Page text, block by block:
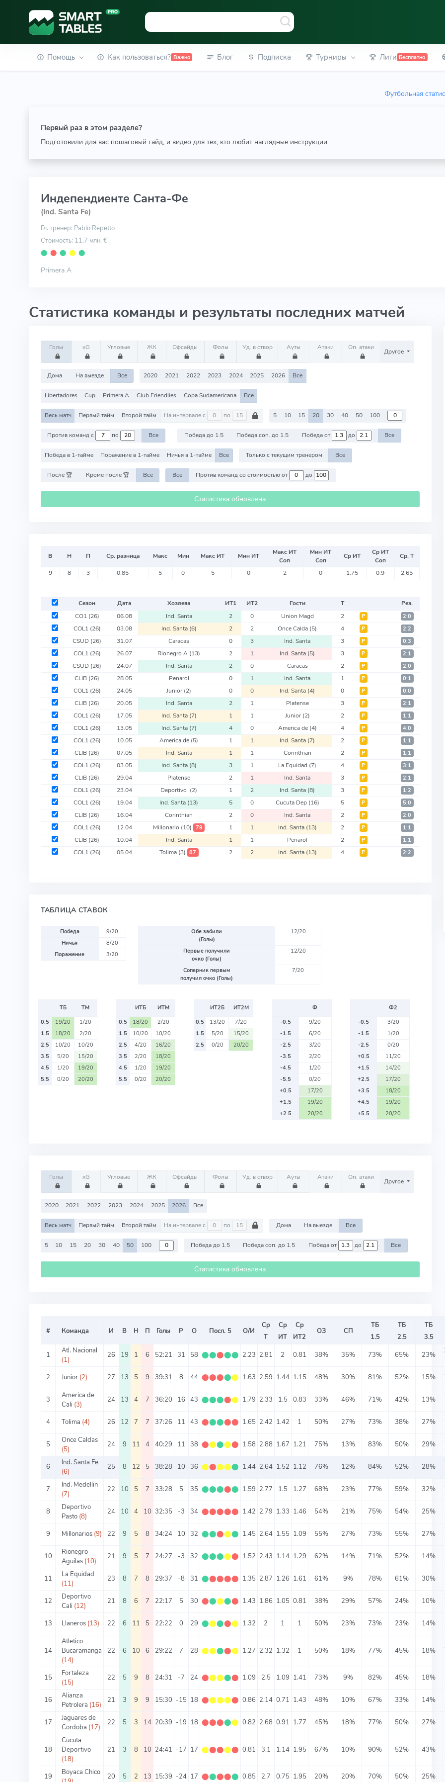
Помощь Как пользоваться? Важно Блог Подписка Турниры Лиги Бесплатно
Футбольная
Первый раз в этом разделе?
Подготовили для вас пошаговый гайд, и видео для тех, кто любит наглядные инструкции
Индепендиенте Санта-Фе
(Ind. Santa Fe)
Гл. тренер: Pablo Repetto
Стоимость: 11.7 млн. €
⬤ ⬤ ⬤ ⬤ ⬤
Primera A
Статистика команды и результаты последних матчей
Голы xG Угловые ЖК Офсайды Фолы Уд. в створ Ауты Атаки Оп. атаки
Другое
Дома На выезде Все 2020 2021 2022 2023 2024 2025 2026 Все
Libertadores Cup Primera A Club Friendlies Copa Sudamericana Все
Весь матч Первый тайм Второй тайм На интервале с по 5 10 15 20 30 40 50 100
Против команд с по Все Победа до 1.5 Победа соп. до 1.5 Победа от до Все
Победа в 1-тайме Поражение в 1-тайме Ничья в 1-тайме Все Только с текущим тренером Все
После 🏆 Кроме после 🏆 Все Все Против команд со стоимостью от до
Статистика обновлена
В Н П Ср. разница Макс Мин Макс ИТ Мин ИТ
Макс ИТ
Соп
Мин ИТ
Соп
Ср ИТ
Ср ИТ
Соп
Ср. Т
9 8 3 0.85 5 0 5 0 2 0 1.75 0.9 2.65
Сезон Дата Хозяева ИТ1 ИТ2 Гости Т
Рез.
CO1 (26) 06.08 Ind. Santa 2 0 Union Magd 2 Р 2:0
COL1 (26) 03.08 Ind. Santa (6) 2 2 Once Calda (5) 4 Р 2:2
CSUD (26) 31.07 Caracas 0 3 Ind. Santa 3 Р 0:3
COL1 (26) 26.07 Rionegro A (13) 2 1 Ind. Santa (5) 3 Р 2:1
CSUD (26) 24.07 Ind. Santa 2 0 Caracas 2 Р 2:0
CLIB (26) 28.05 Penarol 0 1 Ind. Santa 1 Р 0:1
COL1 (26) 24.05 Junior(2) 0 0 Ind. Santa (4) 0 Р 0:0
CLIB (26) 20.05 Ind. Santa 2 1 Platense 3 Р 2:1
COL1 (26) 17.05 Ind. Santa (7) 1 1 Junior(2) 2 Р 1:1
COL1 (26) 13.05 Ind. Santa (7) 4 0 America de (4) 4 Р 4:0
COL1 (26) 10.05 America de (5) 1 1 Ind. Santa (7) 2 Р 1:1
CLIB (26) 07.05 Ind. Santa 1 1 Corinthian 2 Р 1:1
COL1 (26) 03.05 Ind. Santa (8) 3 1 La Equidad (7) 4 Р 3:1
CLIB (26) 29.04 Platense 2 1 Ind. Santa 3 Р 2:1
COL1 (26) 23.04 Deportivo (2) 1 2 Ind. Santa (8) 3 Р 1:2
COL1 (26) 19.04 Ind. Santa (13) 5 0 Cucuta Dep (16) 5 Р 5:0
CLIB (26) 16.04 Corinthian 2 0 Ind. Santa 2 Р 2:0
COL1 (26) 12.04 Millonario (10) 79 1 1 Ind. Santa (13) 2 Р 1:1
CLIB (26) 10.04 Ind. Santa 1 1 Penarol 2 Р 1:1
COL1 (26) 05.04 Tolima (3) 87 2 2 Ind. Santa (13) 4 Р 2:2
ТАБЛИЦА СТАВОК
Победа
9/20
Ничья
8/20
Поражение
3/20
Обе забили
(Голы)
12/20
Первые получили
очко (Голы)
12/20
Соперник первым
получил очко (Голы)
7/20
ТБ
ТМ
0.5
19/20
1/20
1.5
18/20
2/20
2.5
10/20
10/20
3.5
5/20
15/20
4.5
1/20
19/20
5.5
0/20 20/20
ИТБ
ИТМ
0.5
18/20
2/20
1.5
10/20
10/20
2.5
4/20
16/20
3.5
2/20
18/20
4.5
1/20
19/20
5.5
0/20 20/20
ИТ2Б
ИТ2М
0.5
13/20
7/20
1.5
5/20
15/20
2.5
0/20 20/20
Ф
-0.5
9/20
-1.5
6/20
-2.5
3/20
-3.5
2/20
-4.5
1/20
-5.5
0/20
+0.5
17/20
+1.5
19/20
+2.5
20/20
Ф2
-0.5
3/20
-1.5
1/20
-2.5
0/20
+0.5
11/20
+1.5
14/20
+2.5
17/20
+3.5
18/20
+4.5
19/20
+5.5
20/20
Голы xG Угловые ЖК Офсайды Фолы Уд. в створ Ауты Атаки Оп. атаки
Другое
2020 2021 2022 2023 2024 2025 2026 Все
Весь матч Первый тайм Второй тайм На интервале с по Дома На выезде Все
5 10 15 20 30 40 50 100 Победа до 1.5 Победа соп. до 1.5 Победа от до Все
Статистика обновлена
# Команда И В Н П Голы Р О Посл. 5 О/И
Ср
Т
Ср
ИТ
Ср
ИТ2
ОЗ СП
ТБ
1.5
ТБ
2.5
ТБ
3.5
1
Atl. Nacional
(1)
26 19 1 6 52:21 31 58 ⬤⬤⬤⬤⬤ 2.23 2.81 2 0.81 38% 35% 73% 65% 23%
2
Junior (2) 27 13 5 9 39:31 8 44 ⬤⬤⬤⬤⬤ 1.63 2.59 1.44 1.15 48% 30% 81% 52% 15%
3
America de
Cali (3)
24 13 4 7 36:20 16 43 ⬤⬤⬤⬤⬤ 1.79 2.33 1.5 0.83 33% 46% 71% 42% 13%
4
Tolima (4) 26 12 7 7 37:26 11 43 ⬤⬤⬤⬤⬤ 1.65 2.42 1.42 1 50% 27% 73% 38% 27%
5
Once Caldas
(5)
24 9 11 4 40:29 11 38 ⬤⬤⬤⬤⬤ 1.58 2.88 1.67 1.21 75% 13% 83% 50% 29%
6
Ind. Santa Fe
(6)
25 8 12 5 38:28 10 36 ⬤⬤⬤⬤⬤ 1.44 2.64 1.52 1.12 76% 12% 84% 52% 28%
7
Ind. Medellin
(7)
22 10 5 7 33:28 5 35 ⬤⬤⬤⬤⬤ 1.59 2.77 1.5 1.27 68% 23% 77% 59% 32%
8
Deportivo
Pasto (8)
24 10 4 10 32:35 -3 34 ⬤⬤⬤⬤⬤ 1.42 2.79 1.33 1.46 54% 21% 75% 54% 25%
9
Millonarios (9) 22 9 5 8 34:24 10 32 ⬤⬤⬤⬤⬤ 1.45 2.64 1.55 1.09 55% 27% 73% 55% 27%
10
Rionegro
Aguilas (10)
21 9 5 7 24:27 -3 32 ⬤⬤⬤⬤⬤ 1.52 2.43 1.14 1.29 62% 14% 71% 52% 14%
11
La Equidad
(11)
23 8 7 8 29:37 -8 31 ⬤⬤⬤⬤⬤ 1.35 2.87 1.26 1.61 61% 9% 78% 61% 30%
12
Deportivo
Cali (12)
21 8 6 7 22:17 5 30 ⬤⬤⬤⬤⬤ 1.43 1.86 1.05 0.81 38% 29% 57% 24% 10%
13
Llaneros (13) 22 6 11 5 22:22 0 29 ⬤⬤⬤⬤⬤ 1.32 2 1 1 50% 23% 73% 23% 14%
14
Atletico
Bucaramanga
(14)
22 6 10 6 29:22 7 28 ⬤⬤⬤⬤⬤ 1.27 2.32 1.32 1 50% 18% 77% 45% 18%
15
Fortaleza
(15)
22 5 9 8 24:31 -7 24 ⬤⬤⬤⬤⬤ 1.09 2.5 1.09 1.41 73% 9% 82% 45% 18%
16
Alianza
Petrolera (16)
21 3 9 9 15:30 -15 18 ⬤⬤⬤⬤⬤ 0.86 2.14 0.71 1.43 48% 10% 67% 33% 14%
17
Jaguares de
Cordoba (17)
22 5 3 14 20:39 -19 18 ⬤⬤⬤⬤⬤ 0.82 2.68 0.91 1.77 45% 18% 77% 50% 27%
18
Cucuta
Deportivo
(18)
21 3 8 10 24:41 -17 17 ⬤⬤⬤⬤⬤ 0.81 3.1 1.14 1.95 67% 10% 90% 52% 43%
19
Boyaca Chico
20 5 2 13 15:39 -24 17 ⬤⬤⬤⬤⬤ 0.85 2.7 0.75 1.95 20% 20% 70% 50% 25%